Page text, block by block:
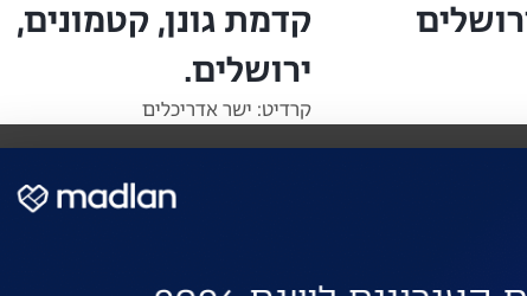
קדמת גונן, קטמונים,
ירושלים.
קרדיט: ישר אדריכלים